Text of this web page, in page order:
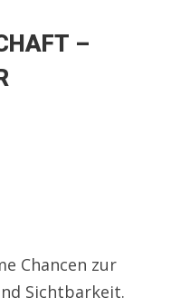
–
Chancen zur
Sichtbarkeit.